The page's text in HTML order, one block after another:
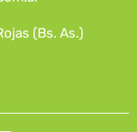
(Bs. As.)